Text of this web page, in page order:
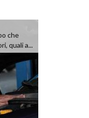
che
quali a...